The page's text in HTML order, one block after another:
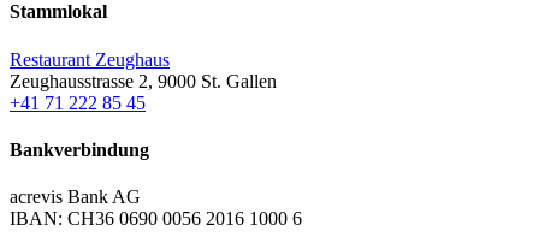
Stammlokal
Restaurant Zeughaus
Zeughausstrasse 2, 9000 St. Gallen
+41 71 222 85 45
Bankverbindung
acrevis Bank AG
IBAN: CH36 0690 0056 2016 1000 6